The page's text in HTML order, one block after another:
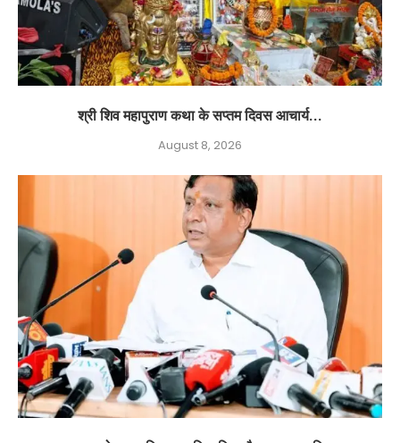
श्री शिव महापुराण कथा के सप्तम दिवस आचार्य...
August 8, 2026